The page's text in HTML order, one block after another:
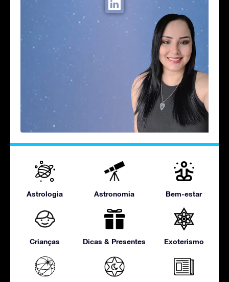
Astrologia Astronomia Bem-estar
Crianças Dicas & Presentes Exoterismo